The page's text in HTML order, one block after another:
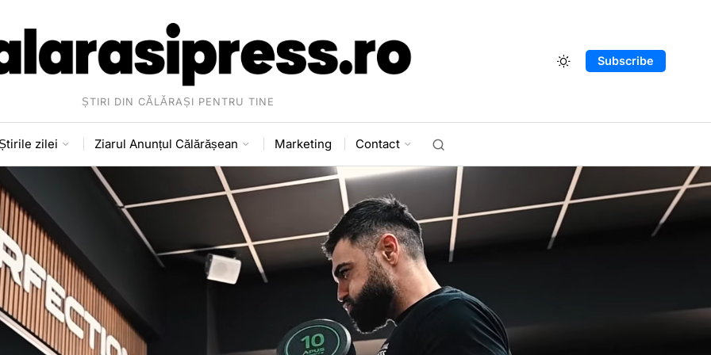
ȘTIRI DIN CĂLĂRAȘI PENTRU TINE
Subscribe
zilei Ziarul Anunțul Călărășean Marketing Contact